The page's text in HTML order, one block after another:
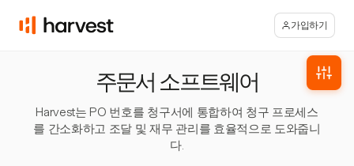
가입하기
주문서 소프트웨어
Harvest는 PO 번호를 청구서에 통합하여 청구 프로세스
를 간소화하고 조달 및 재무 관리를 효율적으로 도와줍니
다.